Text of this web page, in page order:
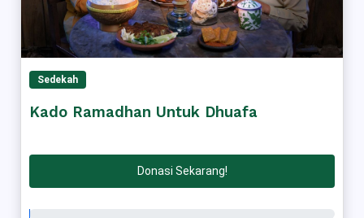
Sedekah
Kado Ramadhan Untuk Dhuafa
Donasi Sekarang!